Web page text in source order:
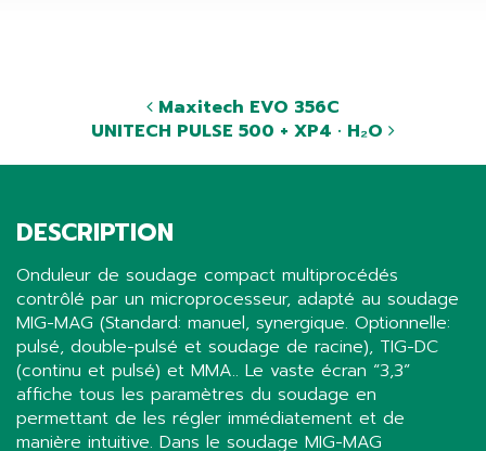
Maxitech EVO 356C
UNITECH PULSE 500 + XP4 · H₂O
DESCRIPTION
Onduleur de soudage compact multiprocédés
contrôlé par un microprocesseur, adapté au soudage
MIG-MAG (Standard: manuel, synergique. Optionnelle:
pulsé, double-pulsé et soudage de racine), TIG-DC
(continu et pulsé) et MMA.. Le vaste écran “3,3”
affiche tous les paramètres du soudage en
permettant de les régler immédiatement et de
manière intuitive. Dans le soudage MIG-MAG